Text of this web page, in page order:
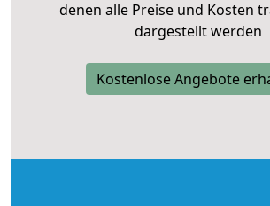
denen alle Preise und Kosten
dargestellt werden
Kostenlose Angebote